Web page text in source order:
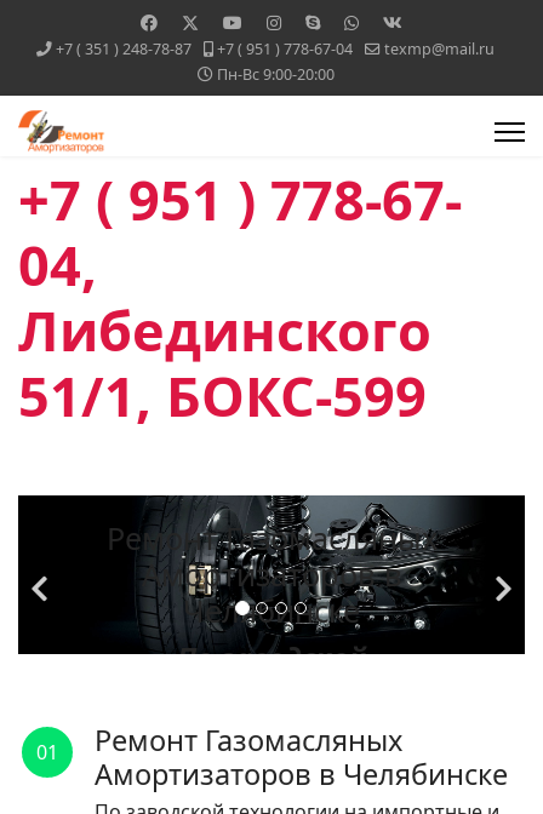
+7 ( 351 ) 248-78-87 +7 ( 951 ) 778-67-04
texmp@mail.ru
Пн-Вс 9:00-20:00
+7 ( 951 ) 778-67-
04,
Либединского
51/1, БОКС-599
Ремонт Газомасляных
Амортизаторов в
Челябинске
По заводской
импортные и
отечественные
автомобили.
01
Ремонт Газомасляных
Амортизаторов в Челябинске